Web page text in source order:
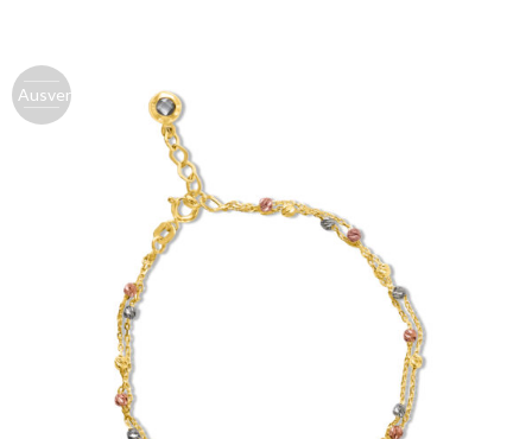
Ausverk.